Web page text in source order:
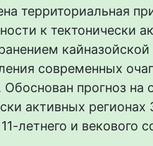
территориальная
к тектонически
современных
Обоснован прогноз
активных
летнего и векового